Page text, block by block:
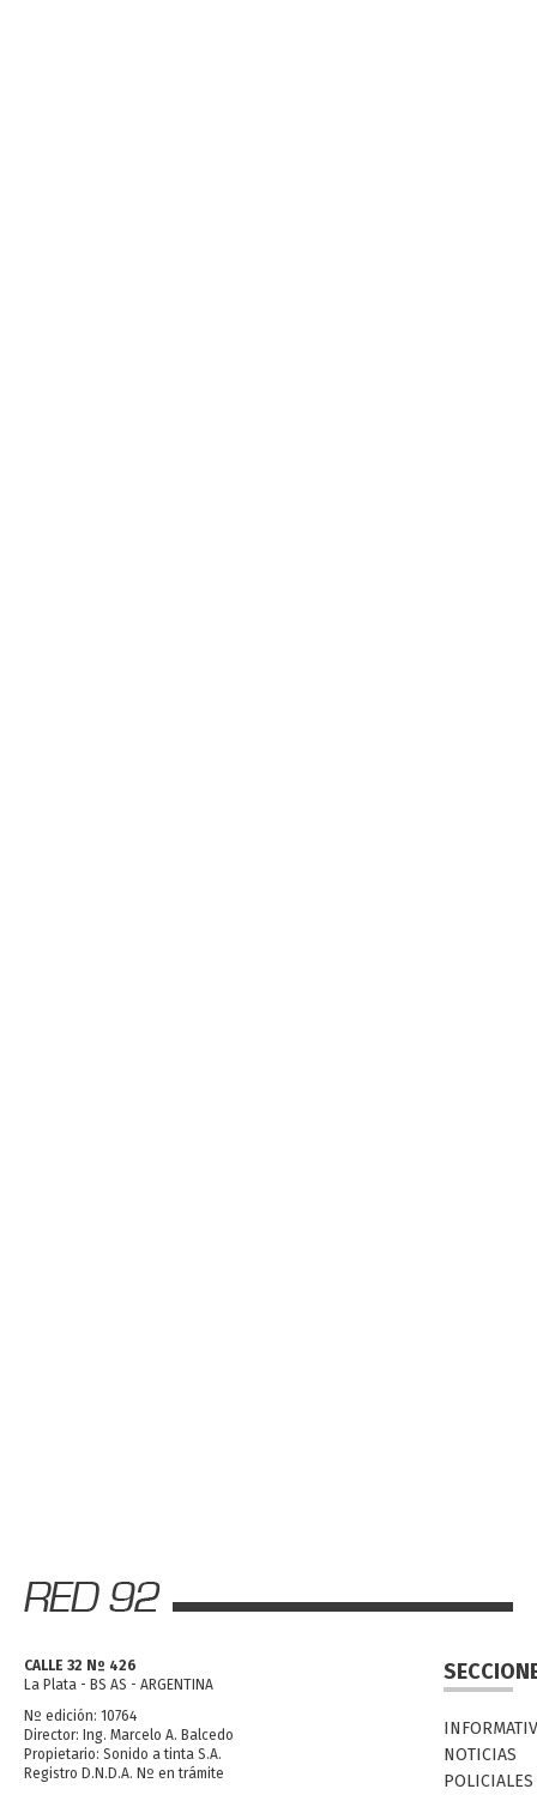
CALLE 32 Nº 426
La Plata - BS AS - ARGENTINA
Nº edición: 10764
Director: Ing. Marcelo A. Balcedo
Propietario: Sonido a tinta S.A.
Registro D.N.D.A. Nº en trámite
NOTICIAS
POLICIALES